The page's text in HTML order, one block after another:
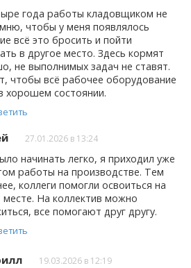
года работы кладовщиком не
чтобы у меня появлялось
всё это бросить и пойти
в другое место. Здесь кормят
не выполнимых задач не ставят.
чтобы всё рабочее оборудование
хорошем состоянии.
27.01.2026 в 13:24
начинать легко, я приходил уже
работы на производстве. Тем
коллеги помогли освоиться на
На коллектив можно
все помогают друг другу.
19.03.2026 в 12:19